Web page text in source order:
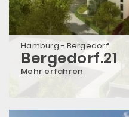
Hamburg - Bergedorf
Bergedorf.21
Mehr erfahren